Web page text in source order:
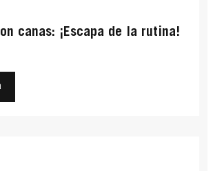
canas: ¡Escapa de la rutina!